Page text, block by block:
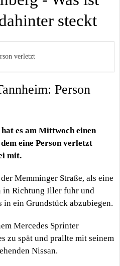
steckt
verletzt
Person
es am Mittwoch einen
eine Person verletzt
mit.
Memminger Straße, als eine
in Richtung Iller fuhr und
in ein Grundstück abzubiegen.
Mercedes Sprinter
zu spät und prallte mit seinem
Nissan.